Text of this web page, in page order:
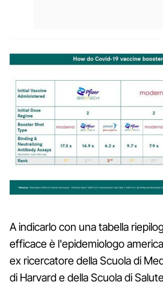
A indicarlo con una tabella
efficace è l'epidemiologo
ex ricercatore della Scuola di
di Harvard e della Scuola di